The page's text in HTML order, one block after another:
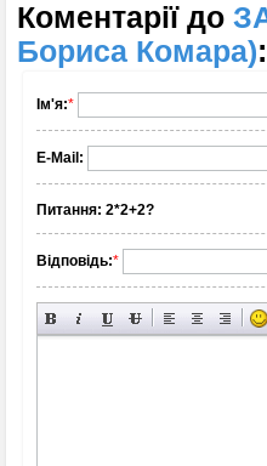
Коментарії до
Бориса Комара):
Ім'я:*
E-Mail:
Питання: 2*2+2?
Відповідь:*